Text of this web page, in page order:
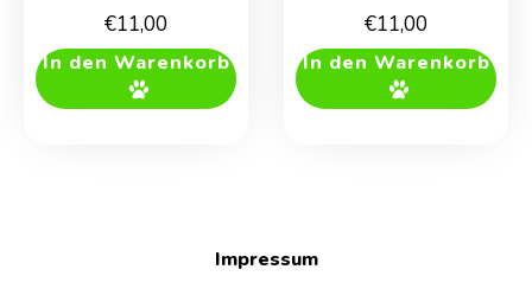
€11,00
In den Warenkorb
€11,00
In den Warenkorb
Impressum